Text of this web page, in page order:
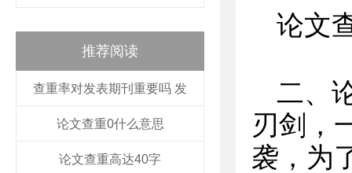
推荐阅读
查重率对发表期刊重要吗 发
论文查重0什么意思
论文查重高达40字
论文
二、
刃剑，
袭，为